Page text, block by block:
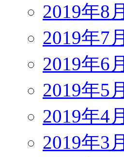
2019年8月
2019年7月
2019年6月
2019年5月
2019年4月
2019年3月